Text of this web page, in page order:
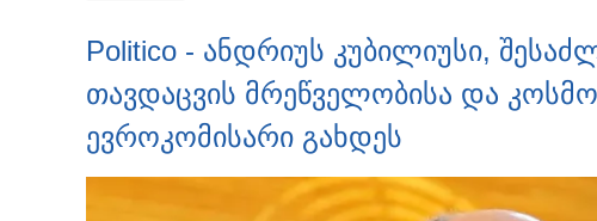
Politico - ანდრიუს კუბილიუსი,
თავდაცვის მრეწველობისა და
ევროკომისარი გახდეს